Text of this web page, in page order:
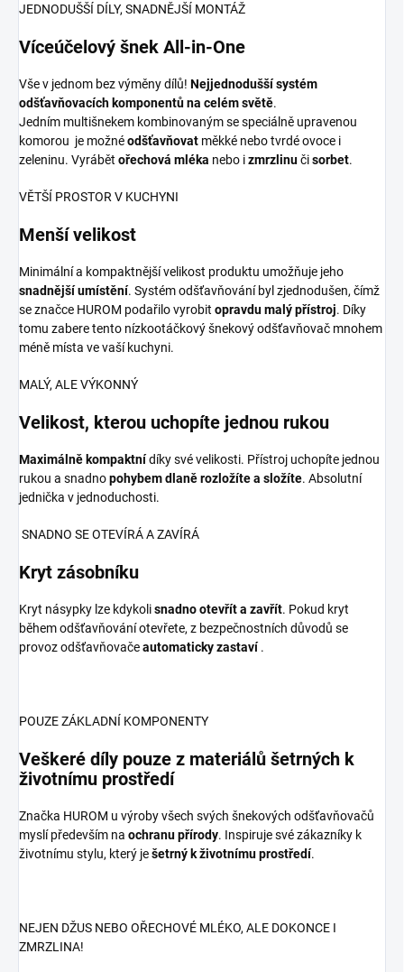
JEDNODUŠŠÍ DÍLY, SNADNĚJŠÍ MONTÁŽ
Víceúčelový šnek All-in-One
Vše v jednom bez výměny dílů! Nejjednodušší systém
odšťavňovacích komponentů na celém světě.
Jedním multišnekem kombinovaným se speciálně upravenou
komorou je možnéodšťavňovat měkké nebo tvrdé ovoce i
zeleninu. Vyrábět ořechová mléka nebo izmrzlinučisorbet.
VĚTŠÍ PROSTOR V KUCHYNI
Menší velikost
Minimální a kompaktnější velikost produktu umožňuje jeho
snadnější umístění. Systém odšťavňování byl zjednodušen, čímž
se značce HUROM podařilo vyrobit opravdu malý přístroj. Díky
tomu zabere tento nízkootáčkový šnekový odšťavňovač mnohem
méně místa ve vaší kuchyni.
MALÝ, ALE VÝKONNÝ
Velikost, kterou uchopíte jednou rukou
Maximálně kompaktnídíky své velikosti. Přístroj uchopíte jednou
rukou a snadnopohybem dlaně rozložíte a složíte. Absolutní
jednička v jednoduchosti.
SNADNO SE OTEVÍRÁ A ZAVÍRÁ
Kryt zásobníku
Kryt násypky lze kdykolisnadno otevřít a zavřít. Pokud kryt
během odšťavňování otevřete, z bezpečnostních důvodů se
provoz odšťavňovačeautomaticky zastaví.
POUZE ZÁKLADNÍ KOMPONENTY
Veškeré díly pouze z materiálů šetrných k
životnímu prostředí
Značka HUROM u výroby všech svých šnekových odšťavňovačů
myslí především na ochranu přírody. Inspiruje své zákazníky k
životnímu stylu, který ješetrný k životnímu prostředí.
NEJEN DŽUS NEBO OŘECHOVÉ MLÉKO, ALE DOKONCE I
ZMRZLINA!